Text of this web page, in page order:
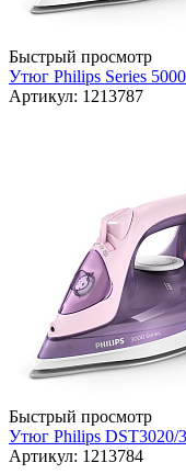
Быстрый просмотр
Утюг Philips Series
Артикул: 1213787
Быстрый просмотр
Утюг Philips DST3020/
Артикул: 1213784